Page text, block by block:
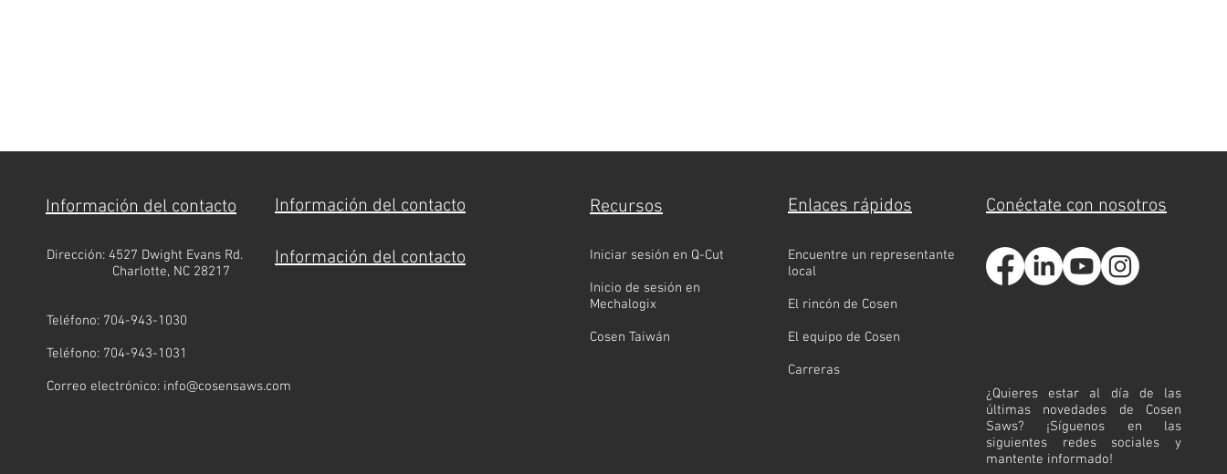
Información del contacto
Dirección: 4527 Dwight Evans Rd.
Charlotte, NC 28217
Teléfono: 704-943-1030
Teléfono: 704-943-1031
Correo electrónico: info@cosensaws.com
Recursos Enlaces rápidos Conéctate con nosotros
Iniciar sesión en Q-Cut
Inicio de sesión en
Mechalogix
Cosen Taiwán
Encuentre un representante
local
El rincón de Cosen
El equipo de Cosen
Carreras
¿Quieres estar al día de las
últimas novedades de Cosen
Saws? ¡Síguenos en las
siguientes redes sociales y
mantente informado!
Información del contacto
Información del contacto